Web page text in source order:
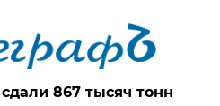
867 тысяч тонн